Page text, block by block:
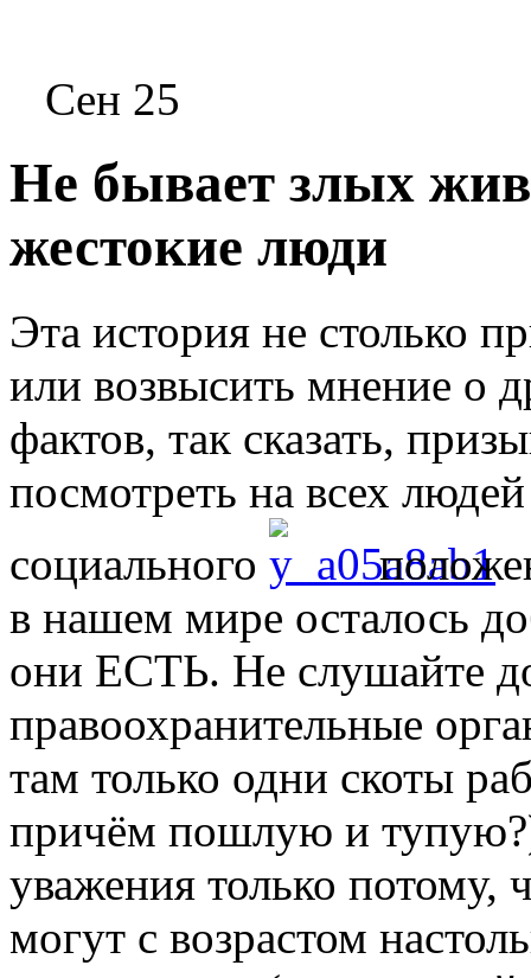
Сен 25
Не бывает злых
жестокие люди
Эта история не столько
или возвысить мнение о
фактов, так сказать,
посмотреть на всех
социального
в нашем мире осталось
они ЕСТЬ. Не слушайте
правоохранительные
там только одни скоты
причём пошлую и
уважения только
могут с возрастом